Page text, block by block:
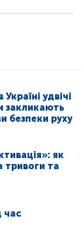
удвічі
закликають
безпеки руху
як
тривоги та
час